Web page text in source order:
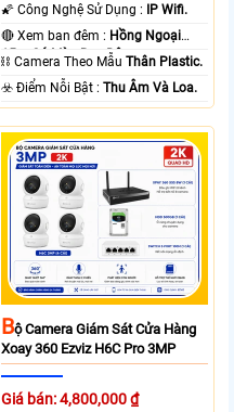
🌠 Công Nghệ Sử Dụng : IP Wifi.
🔴 Xem ban đêm : Hồng Ngoại
15m Có Màu Ban Ðêm.
⛓ Camera Theo MẫuThân Plastic.
️☣️ Điểm Nỗi Bật :Thu Âm Và Loa.
BỘ Camera Giám Sát Cửa Hàng
Xoay 360 Ezviz H6C Pro 3MP
Giá bán: 4,800,000 ₫